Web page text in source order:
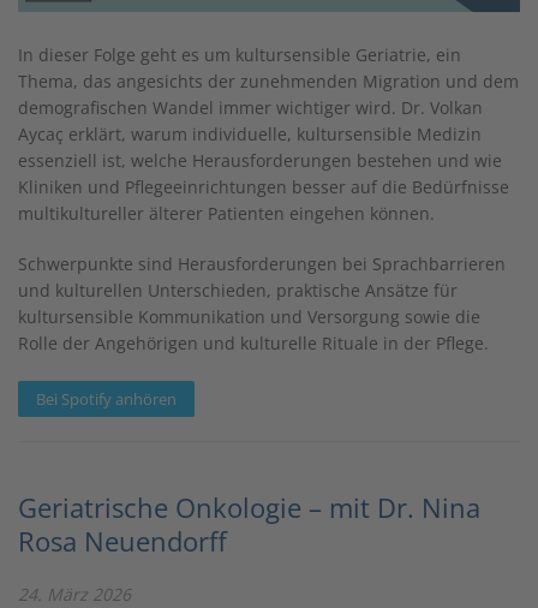
In dieser Folge geht es um kultursensible Geriatrie, ein
Thema, das angesichts der zunehmenden Migration und dem
demografischen Wandel immer wichtiger wird. Dr. Volkan
Aycaç erklärt, warum individuelle, kultursensible Medizin
essenziell ist, welche Herausforderungen bestehen und wie
Kliniken und Pflegeeinrichtungen besser auf die Bedürfnisse
multikultureller älterer Patienten eingehen können.
Schwerpunkte sind Herausforderungen bei Sprachbarrieren
und kulturellen Unterschieden, praktische Ansätze für
kultursensible Kommunikation und Versorgung sowie die
Rolle der Angehörigen und kulturelle Rituale in der Pflege.
Bei Spotify anhören
Geriatrische Onkologie – mit Dr. Nina
Rosa Neuendorff
24. März 2026